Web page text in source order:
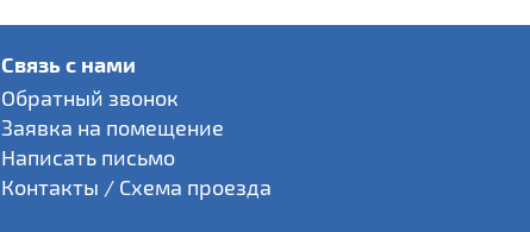
Связь с нами
Обратный звонок
Заявка на помещение
Написать письмо
Контакты / Схема проезда